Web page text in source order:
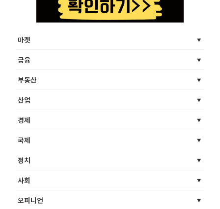
마켓
금융
부동산
산업
경제
국제
정치
사회
오피니언